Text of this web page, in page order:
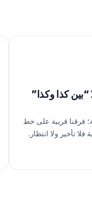
كذا وكذا”
فرقنا قريبة على خط
فلا تأخير ولا انتظار.